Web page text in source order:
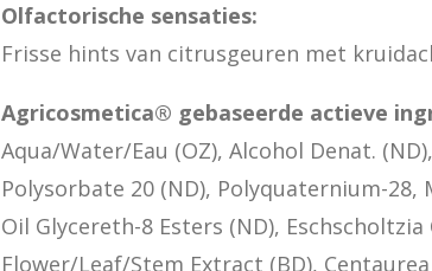
Olfactorische sensaties:
Frisse hints van citrusgeuren met
Agricosmetica® gebaseerde actieve
Aqua/Water/Eau (OZ), Alcohol Denat.
Polysorbate 20 (ND), Polyquaternium-28,
Oil Glycereth-8 Esters (ND),
Flower/Leaf/Stem Extract (BD),